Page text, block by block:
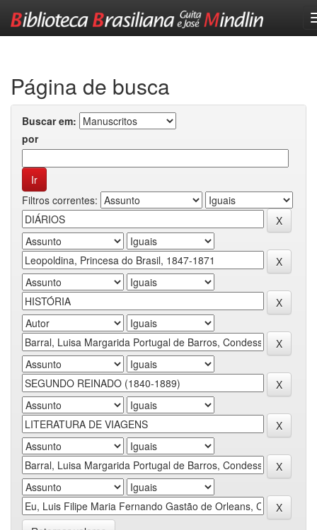
Página de busca
Buscar em:
por
Filtros correntes: